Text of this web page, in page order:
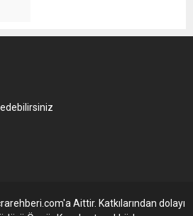
Aittir. Katkılarından dolayı